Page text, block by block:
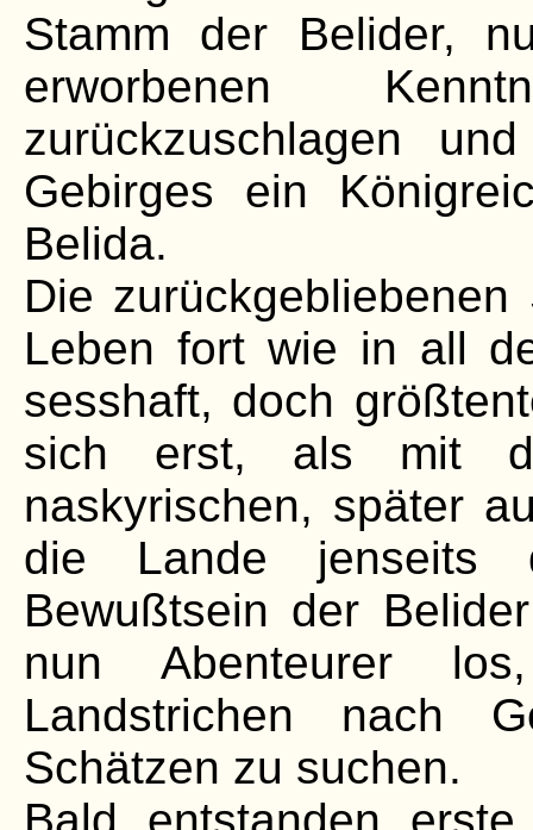
Stamm der Belider,
erworbenen
zurückzuschlagen
Gebirges ein
Belida.
Die
Leben fort wie in all
sesshaft, doch
sich erst, als mit
naskyrischen, später
die Lande jenseits
Bewußtsein der
nun Abenteurer
Landstrichen nach
Schätzen zu suchen.